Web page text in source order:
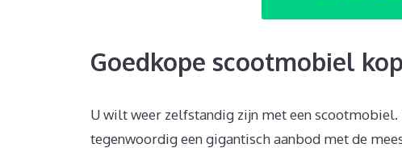
Goedkope scootmobiel
U wilt weer zelfstandig zijn met een scootmobiel.
tegenwoordig een gigantisch aanbod met de